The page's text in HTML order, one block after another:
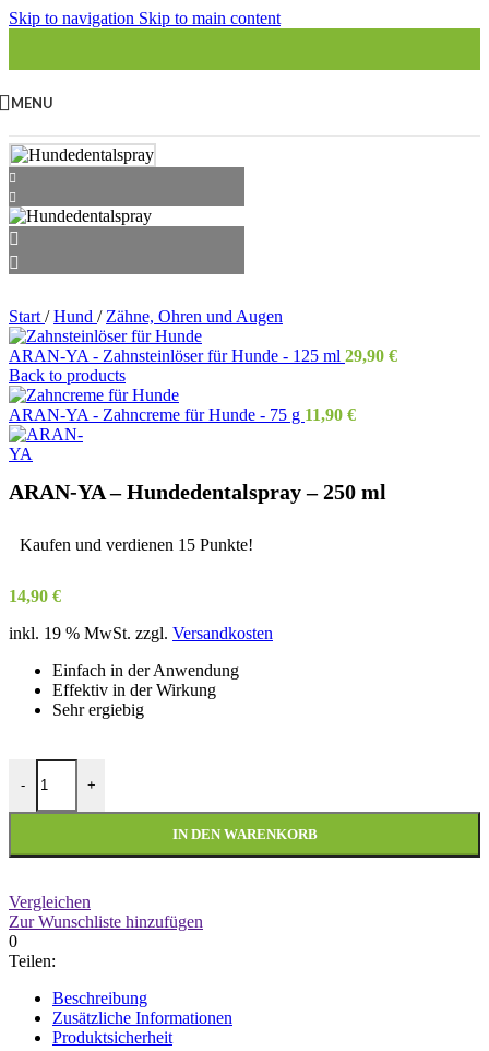
Skip to navigation Skip to main content
MENU
Start / Hund / Zähne, Ohren und Augen
ARAN-YA - Zahnsteinlöser für Hunde - 125 ml 29,90 €
Back to products
ARAN-YA - Zahncreme für Hunde - 75 g 11,90 €
ARAN-YA – Hundedentalspray – 250 ml
Kaufen und verdienen 15 Punkte!
14,90 €
inkl. 19 % MwSt. zzgl. Versandkosten
Einfach in der Anwendung
Effektiv in der Wirkung
Sehr ergiebig
-
ARAN-YA - Hundedentalspray - 250 ml Menge
+
IN DEN WARENKORB
Vergleichen
Zur Wunschliste hinzufügen
0
Teilen:
Beschreibung
Zusätzliche Informationen
Produktsicherheit